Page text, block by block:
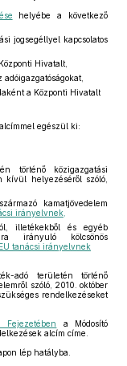
helyébe a következő
jogsegéllyel kapcsolatos
Hivatalt,
a Központi Hivatalt
egészül ki:
történő közigazgatási
kívül helyezéséről szóló,
kamatjövedelem
irányelvnek,
illetékekből és egyéb
irányuló kölcsönös
tanácsi irányelvnek
adó területén történő
szóló, 2010. október
rendelkezéseket
a Módosító
alcím címe.
lép hatályba.